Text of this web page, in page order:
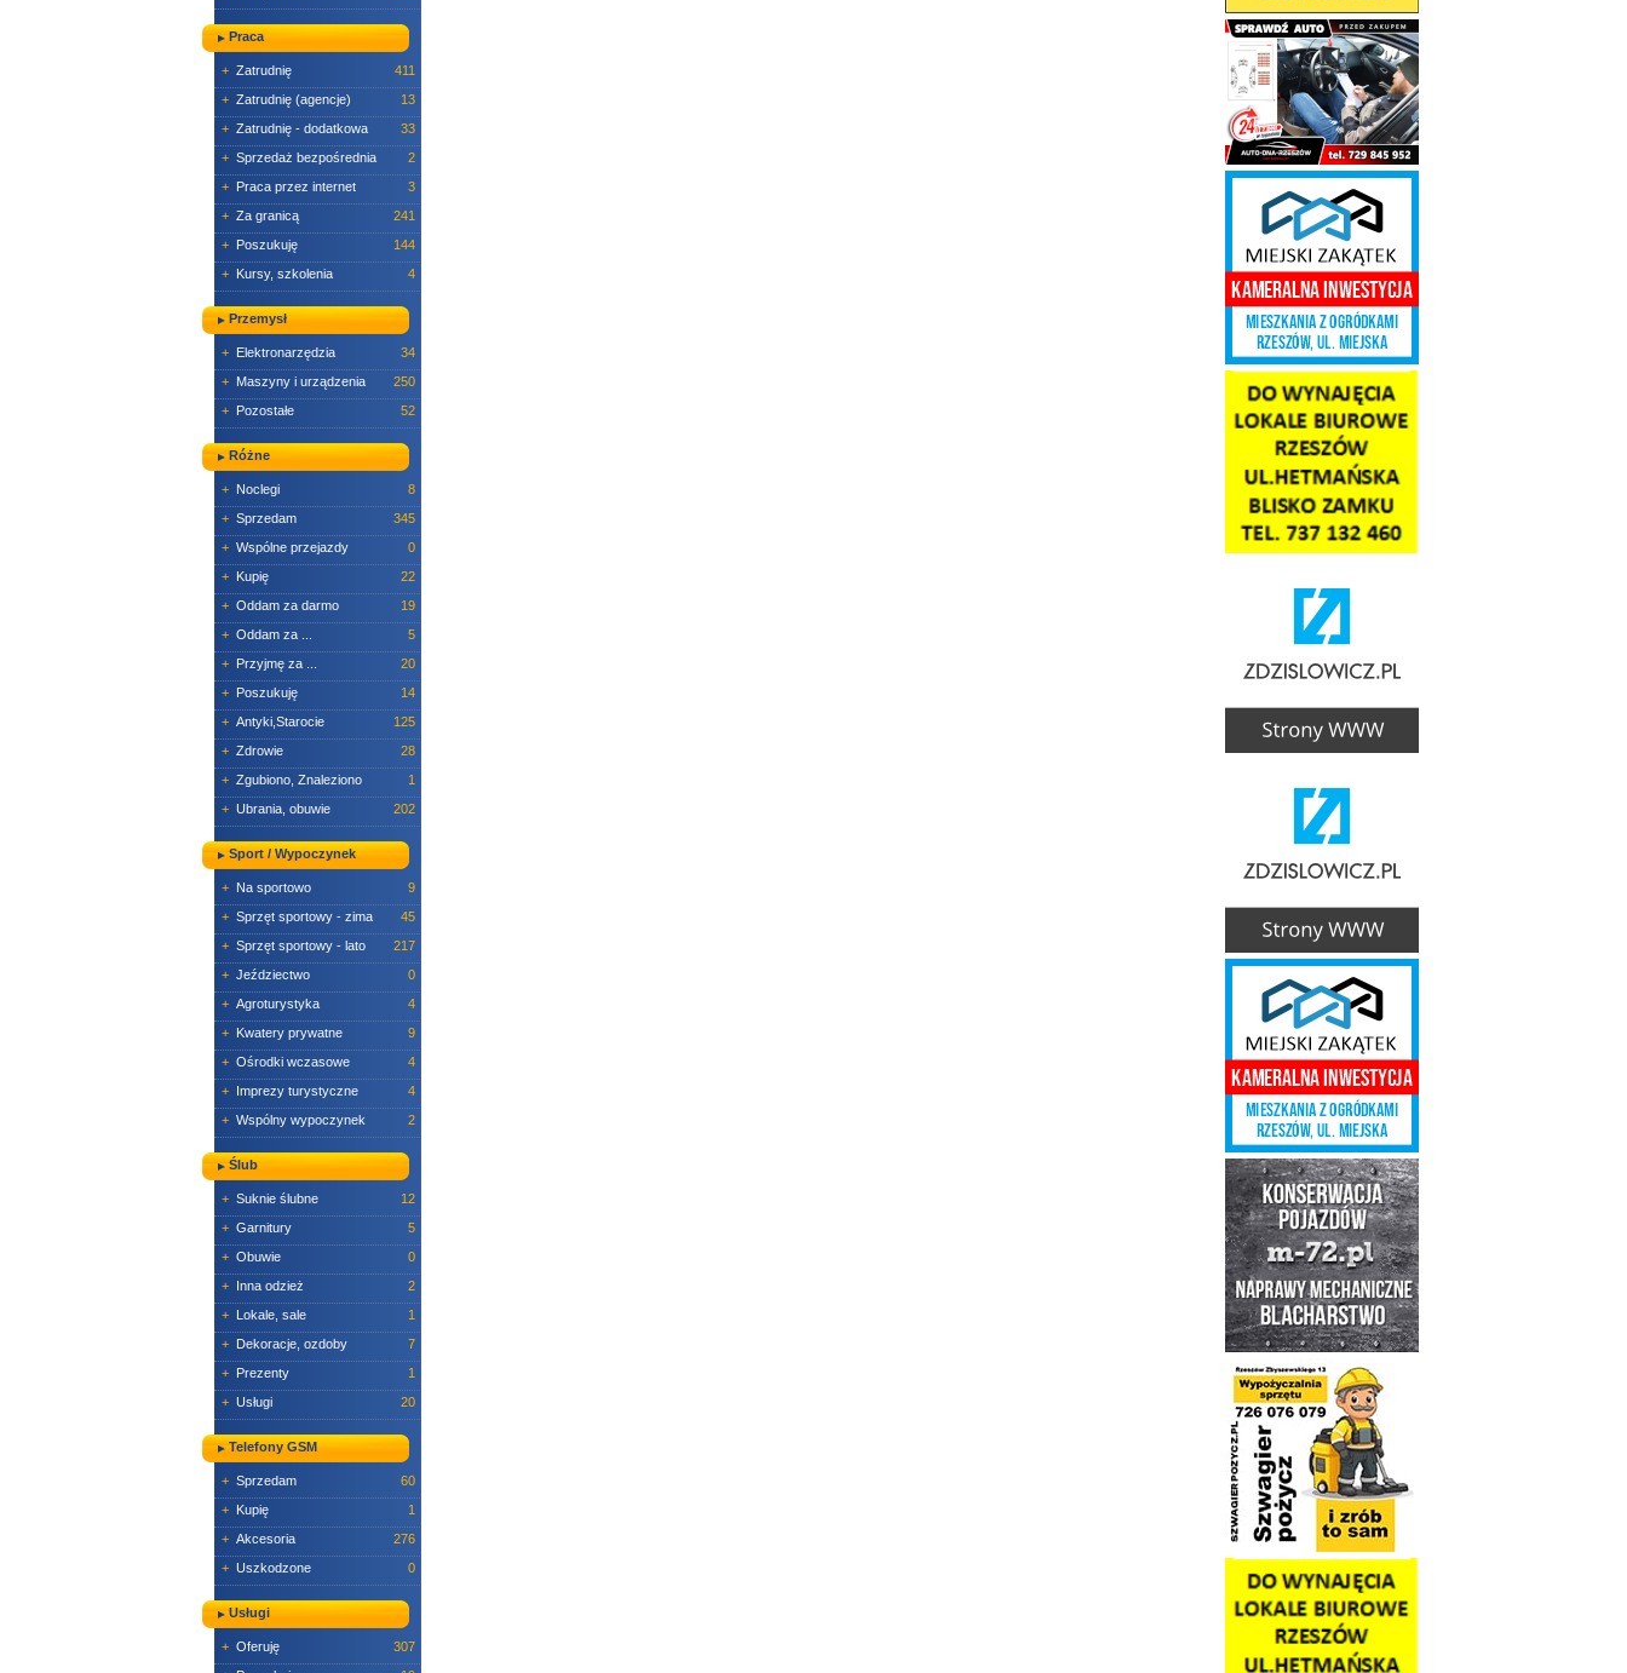
Praca
+ Zatrudnię
411
+ Zatrudnię (agencje)
13
+ Zatrudnię - dodatkowa
33
+ Sprzedaż bezpośrednia
2
+ Praca przez internet
3
+ Za granicą
241
+ Poszukuję
144
+ Kursy, szkolenia 4
Przemysł
+ Elektronarzędzia
34
+ Maszyny i urządzenia
250
+ Pozostałe 52
Różne
+ Noclegi
8
+ Sprzedam
345
+ Wspólne przejazdy
0
+ Kupię
22
+ Oddam za darmo
19
+ Oddam za ...
5
+ Przyjmę za ...
20
+ Poszukuję
14
+ Antyki,Starocie
125
+ Zdrowie
28
+ Zgubiono, Znaleziono
1
+ Ubrania, obuwie 202
Sport / Wypoczynek
+ Na sportowo
9
+ Sprzęt sportowy - zima
45
+ Sprzęt sportowy - lato
217
+ Jeździectwo
0
+ Agroturystyka
4
+ Kwatery prywatne
9
+ Ośrodki wczasowe
4
+ Imprezy turystyczne
4
+ Wspólny wypoczynek 2
Ślub
+ Suknie ślubne
12
+ Garnitury
5
+ Obuwie
0
+ Inna odzież
2
+ Lokale, sale
1
+ Dekoracje, ozdoby
7
+ Prezenty
1
+ Usługi 20
Telefony GSM
+ Sprzedam
60
+ Kupię
1
+ Akcesoria
276
+ Uszkodzone 0
Usługi
+ Oferuję
307